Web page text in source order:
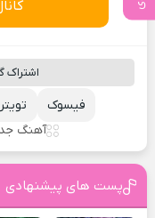
اشتراک
تویتر
فیسوک
آهنگ
پست های پیشنهادی